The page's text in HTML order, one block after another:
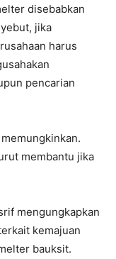
disebabkan
jika
harus
pencarian
membantu jika
mengungkapkan
kemajuan
bauksit.